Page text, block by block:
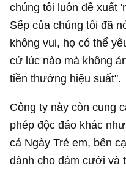
chúng tôi luôn đề xuất
Sếp của chúng tôi đã
không vui, họ có thể
cứ lúc nào mà không
tiền thưởng hiệu suất".
Công ty này còn cung
phép độc đáo khác
cả Ngày Trẻ em, bên
dành cho đám cưới và